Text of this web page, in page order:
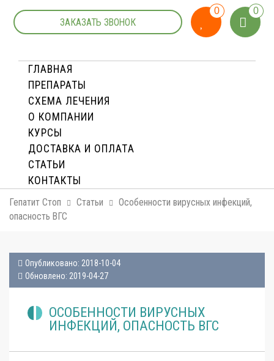
ЗАКАЗАТЬ ЗВОНОК
0 0
ГЛАВНАЯ
ПРЕПАРАТЫ
СХЕМА ЛЕЧЕНИЯ
О КОМПАНИИ
КУРСЫ
ДОСТАВКА И ОПЛАТA
СТАТЬИ
КОНТАКТЫ
Гепатит Стоп Статьи
Особенности вирусных инфекций,
опасность ВГС
Опубликовано: 2018-10-04
Обновлено: 2019-04-27
ОСОБЕННОСТИ ВИРУСНЫХ
ИНФЕКЦИЙ, ОПАСНОСТЬ ВГС